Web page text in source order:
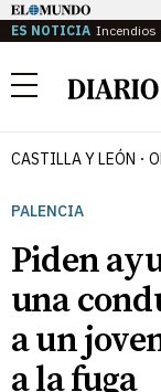
ES NOTICIA Incendios
Menú
CASTILLA Y LEÓN
PALENCIA
Piden
una
a un
a la fuga